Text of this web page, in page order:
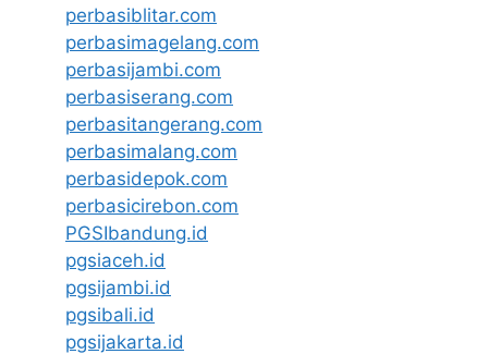
perbasiblitar.com
perbasimagelang.com
perbasijambi.com
perbasiserang.com
perbasitangerang.com
perbasimalang.com
perbasidepok.com
perbasicirebon.com
PGSIbandung.id
pgsiaceh.id
pgsijambi.id
pgsibali.id
pgsijakarta.id